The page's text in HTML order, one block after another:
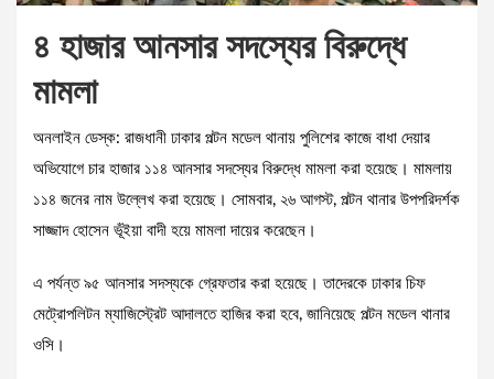
৪ হাজার আনসার সদস্যের বিরুদ্ধে
মামলা
অনলাইন ডেস্ক: রাজধানী ঢাকার পল্টন মডেল থানায় পুলিশের কাজে বাধা দেয়ার
অভিযোগে চার হাজার ১১৪ আনসার সদস্যের বিরুদ্ধে মামলা করা হয়েছে। মামলায়
১১৪ জনের নাম উল্লেখ করা হয়েছে। সোমবার, ২৬ আগস্ট, পল্টন থানার উপপরিদর্শক
সাজ্জাদ হোসেন ভূঁইয়া বাদী হয়ে মামলা দায়ের করেছেন।
এ পর্যন্ত ৯৫ আনসার সদস্যকে গ্রেফতার করা হয়েছে। তাদেরকে ঢাকার চিফ
মেট্রোপলিটন ম্যাজিস্ট্রেট আদালতে হাজির করা হবে, জানিয়েছে পল্টন মডেল থানার
ওসি।